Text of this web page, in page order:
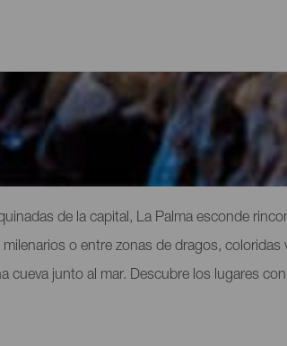
de la capital, La Palma esconde
o entre zonas de dragos,
junto al mar. Descubre los lugares